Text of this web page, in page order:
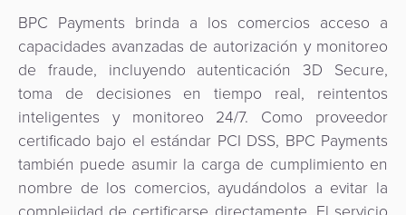
BPC Payments brinda a los comercios acceso a
capacidades avanzadas de autorización y monitoreo
de fraude, incluyendo autenticación 3D Secure,
toma de decisiones en tiempo real, reintentos
inteligentes y monitoreo 24/7. Como proveedor
certificado bajo el estándar PCI DSS, BPC Payments
también puede asumir la carga de cumplimiento en
nombre de los comercios, ayudándolos a evitar la